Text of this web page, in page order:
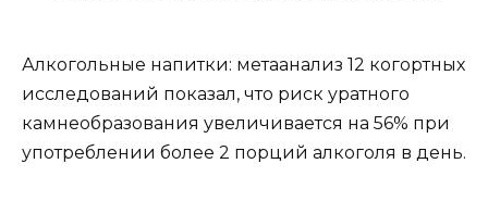
Алкогольные напитки: метаанализ 12 когортных
исследований показал, что риск уратного
камнеобразования увеличивается на 56% при
употреблении более 2 порций алкоголя в день.